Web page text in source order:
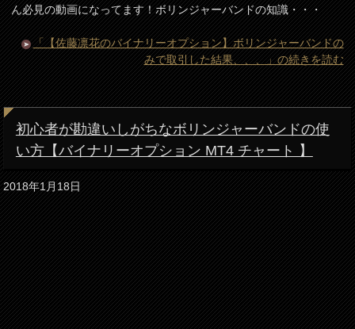
ん必見の動画になってます！ボリンジャーバンドの知識・・・
「【佐藤凛花のバイナリーオプション】ボリンジャーバンドの
みで取引した結果、、、」の続きを読む
初心者が勘違いしがちなボリンジャーバンドの使
い方【バイナリーオプション MT4 チャート 】
2018年1月18日